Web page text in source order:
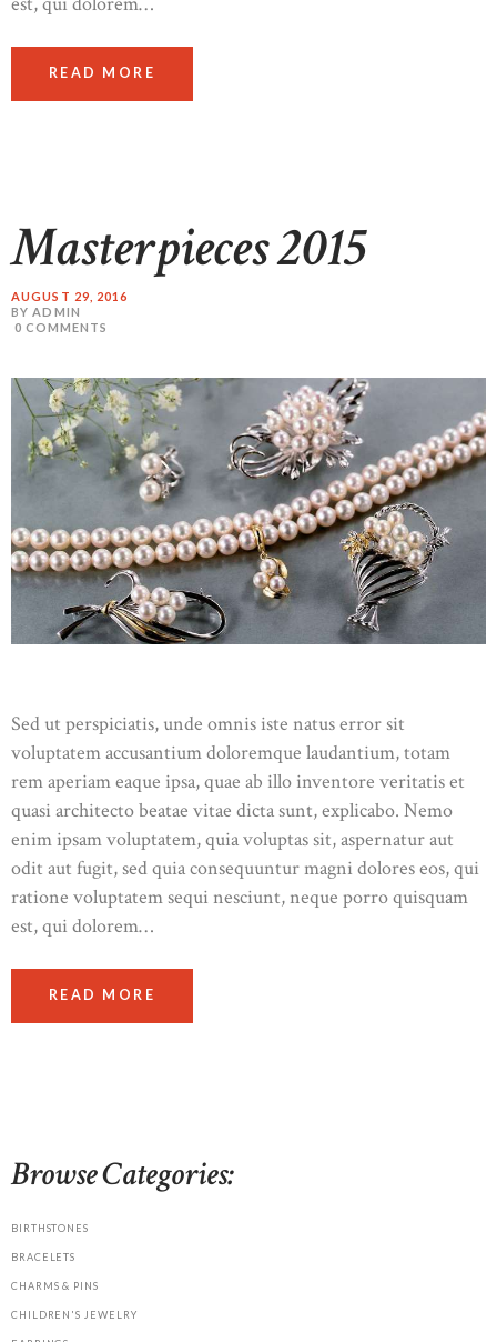
READ MORE
Masterpieces 2015
AUGUST 29, 2016
BY ADMIN
0 COMMENTS
Sed ut perspiciatis, unde omnis iste natus error sit
voluptatem accusantium doloremque laudantium, totam
rem aperiam eaque ipsa, quae ab illo inventore veritatis et
quasi architecto beatae vitae dicta sunt, explicabo. Nemo
enim ipsam voluptatem, quia voluptas sit, aspernatur aut
odit aut fugit, sed quia consequuntur magni dolores eos, qui
ratione voluptatem sequi nesciunt, neque porro quisquam
est, qui dolorem…
READ MORE
Browse Categories:
BIRTHSTONES
BRACELETS
CHARMS & PINS
CHILDREN'S JEWELRY